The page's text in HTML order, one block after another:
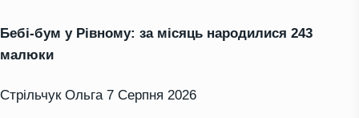
Бебі-бум у Рівному: за місяць народилися 243
малюки
Стрільчук Ольга 7 Серпня 2026